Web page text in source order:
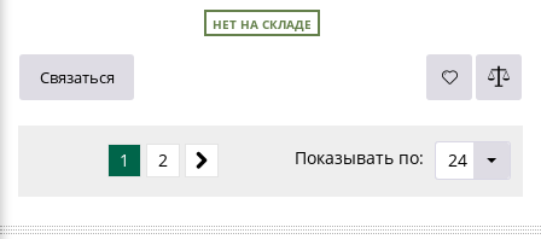
НЕТ НА СКЛАДЕ
Связаться
Показывать по: 24
1 2